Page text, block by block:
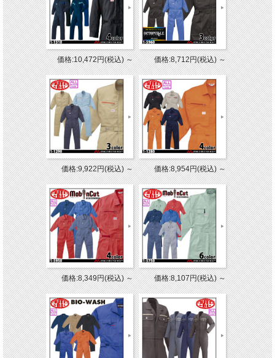
価格:10,472円(税込)～ 価格:8,712円(税込)～
価格:9,922円(税込)～ 価格:8,954円(税込)～
価格:8,349円(税込)～ 価格:8,107円(税込)～